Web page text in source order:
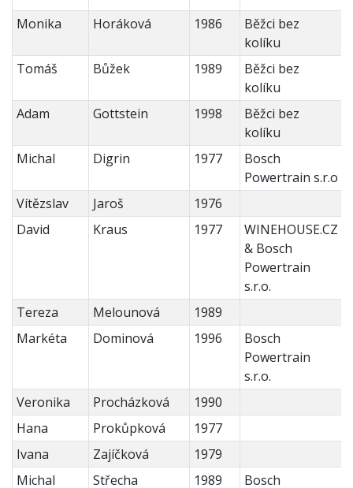
Monika Horáková 1986
Běžci bez
kolíku
Tomáš
Bůžek 1989
Běžci bez
kolíku
Adam
Gottstein 1998
Běžci bez
kolíku
Michal
Digrin 1977
Bosch
Powertrain s.r.o
Vítězslav
Jaroš
1976
David
Kraus 1977
WINEHOUSE.CZ
& Bosch
Powertrain
s.r.o.
Tereza
Melounová
1989
Markéta
Dominová 1996
Bosch
Powertrain
s.r.o.
Veronika
Procházková
1990
Hana
Prokůpková
1977
Ivana
Zajíčková
1979
Michal
Střecha 1989
Bosch